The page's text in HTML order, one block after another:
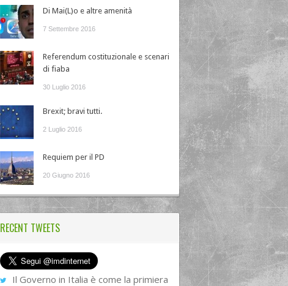
Di Mai(L)o e altre amenità
7 Settembre 2016
Referendum costituzionale e scenari
di fiaba
30 Luglio 2016
Brexit; bravi tutti.
2 Luglio 2016
Requiem per il PD
20 Giugno 2016
RECENT TWEETS
Il Governo in Italia è come la primiera